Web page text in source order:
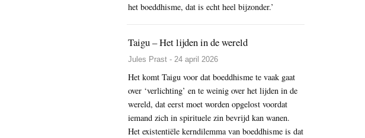
het boeddhisme, dat is echt heel bijzonder.’
Taigu – Het lijden in de wereld
Jules Prast - 24 april 2026
Het komt Taigu voor dat boeddhisme te vaak gaat
over ‘verlichting’ en te weinig over het lijden in de
wereld, dat eerst moet worden opgelost voordat
iemand zich in spirituele zin bevrijd kan wanen.
Het existentiële kerndilemma van boeddhisme is dat